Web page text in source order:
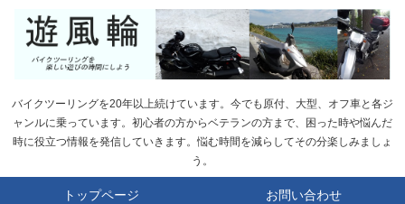
バイクツーリングを20年以上続けています。今でも原付、大型、オフ車と各ジ
ャンルに乗っています。初心者の方からベテランの方まで、困った時や悩んだ
時に役立つ情報を発信していきます。悩む時間を減らしてその分楽しみましょ
う。
トップページ お問い合わせ